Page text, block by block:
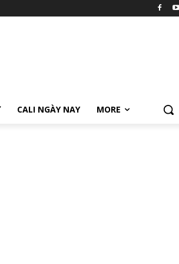
CALI NGÀY NAY MORE